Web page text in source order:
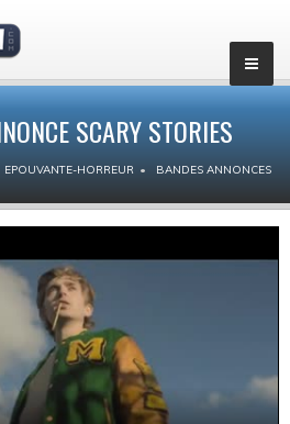
SCARY STORIES
EPOUVANTE-HORREUR BANDES ANNONCES